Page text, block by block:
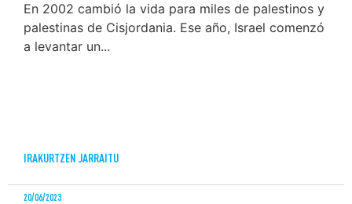
En 2002 cambió la vida para miles de palestinos y
palestinas de Cisjordania. Ese año, Israel comenzó
a levantar un...
IRAKURTZEN JARRAITU
20/06/2023